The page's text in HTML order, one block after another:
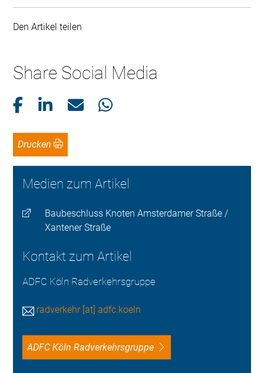
Den Artikel teilen
Share Social Media
Drucken
Medien zum Artikel
Baubeschluss Knoten Amsterdamer Straße /
Xantener Straße
Kontakt zum Artikel
ADFC Köln Radverkehrsgruppe
radverkehr [at] adfc.koeln
ADFC Köln Radverkehrsgruppe